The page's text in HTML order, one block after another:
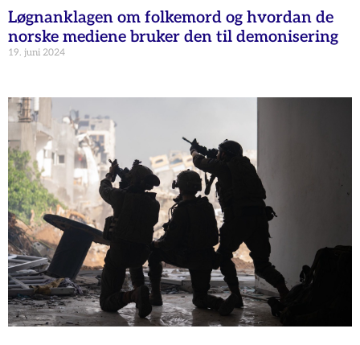
Løgnanklagen om folkemord og hvordan de
norske mediene bruker den til demonisering
19. juni 2024